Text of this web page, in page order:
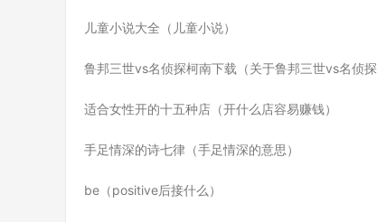
儿童小说大全（儿童小说）
鲁邦三世vs名侦探柯南下载（关于鲁邦三世vs名侦探
适合女性开的十五种店（开什么店容易赚钱）
手足情深的诗七律（手足情深的意思）
be（positive后接什么）